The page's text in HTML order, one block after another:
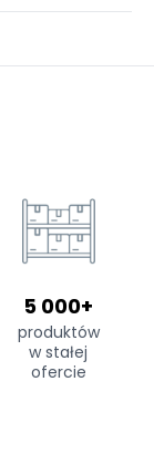
5 000+
produktów
w stałej
ofercie